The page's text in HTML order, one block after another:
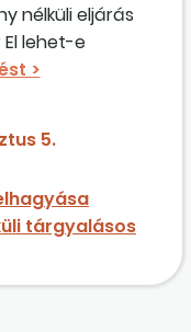
nélküli eljárás
El lehet-e
– például
5.
tárgyalásos